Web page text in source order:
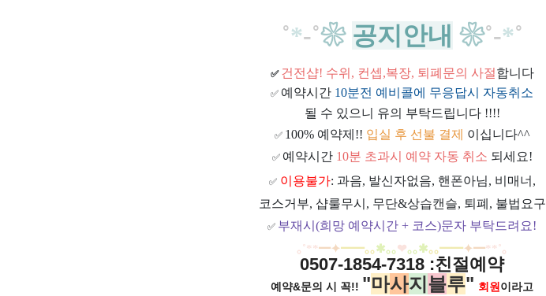
˚*-˚❀ 공지안내 ❀˚-*˚
✅ 건전샵! 수위, 컨셉,복장, 퇴폐문의 사절합니다
✅ 예약시간 10분전 예비콜에 무응답시 자동취소
될 수 있으니 유의 부탁드립니다 !!!!
✅ 100% 예약제!! 입실 후 선불 결제 이십니다^^
✅ 예약시간 10분 초과시 예약 자동 취소 되세요!
✅ 이용불가: 과음, 발신자없음, 핸폰아님, 비매너,
코스거부, 샵룰무시, 무단&상습캔슬, 퇴폐, 불법요구
✅ 부재시(희망 예약시간 + 코스)문자 부탁드려요!
｡˚**━✦━━｡｡✱｡｡❤｡｡✱｡｡━━✦━**˚｡
0507-1854-7318 :친절예약
예약&문의 시 꼭!! "마사지 블루" 회원이라고